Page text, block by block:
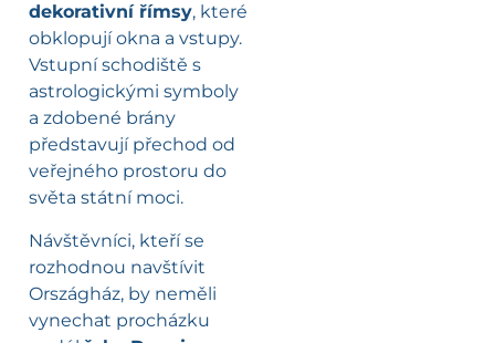
dekorativní římsy, které
obklopují okna a vstupy.
Vstupní schodiště s
astrologickými symboly
a zdobené brány
představují přechod od
veřejného prostoru do
světa státní moci.
Návštěvníci, kteří se
rozhodnou navštívit
Országház, by neměli
vynechat procházku